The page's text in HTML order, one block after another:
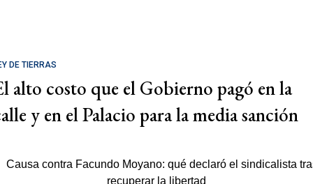
DE TIERRAS
alto costo que el Gobierno pagó en la
y en el Palacio para la media sanción